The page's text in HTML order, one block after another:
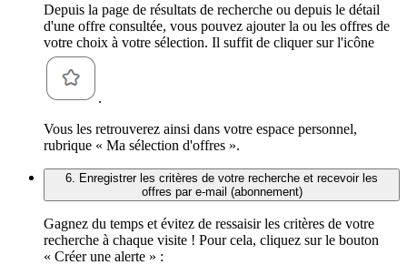
Depuis la page de résultats de recherche ou depuis le détail
d'une offre consultée, vous pouvez ajouter la ou les offres de
votre choix à votre sélection. Il suffit de cliquer sur l'icône
.
Vous les retrouverez ainsi dans votre espace personnel,
rubrique « Ma sélection d'offres ».
6. Enregistrer les critères de votre recherche et recevoir les
offres par e-mail (abonnement)
Gagnez du temps et évitez de ressaisir les critères de votre
recherche à chaque visite ! Pour cela, cliquez sur le bouton
« Créer une alerte » :